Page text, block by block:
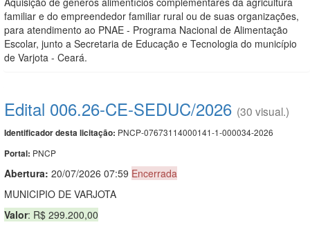
familiar e do empreendedor familiar rural ou de suas organizações,
para atendimento ao PNAE - Programa Nacional de Alimentação
Escolar, junto a Secretaria de Educação e Tecnologia do município
de Varjota - Ceará.
Edital 006.26-CE-SEDUC/2026 (30 visual.)
Identificador desta licitação: PNCP-07673114000141-1-000034-2026
Portal: PNCP
Abertura: 20/07/2026 07:59 Encerrada
MUNICIPIO DE VARJOTA
Valor: R$ 299.200,00